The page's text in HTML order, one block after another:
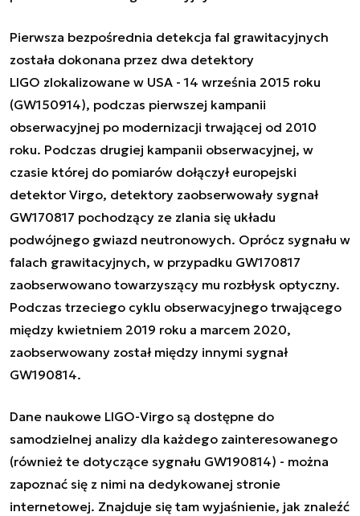
Pierwsza bezpośrednia detekcja fal grawitacyjnych
została dokonana przez dwa detektory
LIGO zlokalizowane w USA - 14 września 2015 roku
(GW150914), podczas pierwszej kampanii
obserwacyjnej po modernizacji trwającej od 2010
roku. Podczas drugiej kampanii obserwacyjnej, w
czasie której do pomiarów dołączył europejski
detektor Virgo, detektory zaobserwowały sygnał
GW170817 pochodzący ze zlania się układu
podwójnego gwiazd neutronowych. Oprócz sygnału w
falach grawitacyjnych, w przypadku GW170817
zaobserwowano towarzyszący mu rozbłysk optyczny.
Podczas trzeciego cyklu obserwacyjnego trwającego
między kwietniem 2019 roku a marcem 2020,
zaobserwowany został między innymi sygnał
GW190814.
Dane naukowe LIGO-Virgo są dostępne do
samodzielnej analizy dla każdego zainteresowanego
(również te dotyczące sygnału GW190814) - można
zapoznać się z nimi na dedykowanej stronie
internetowej. Znajduje się tam wyjaśnienie, jak znaleźć